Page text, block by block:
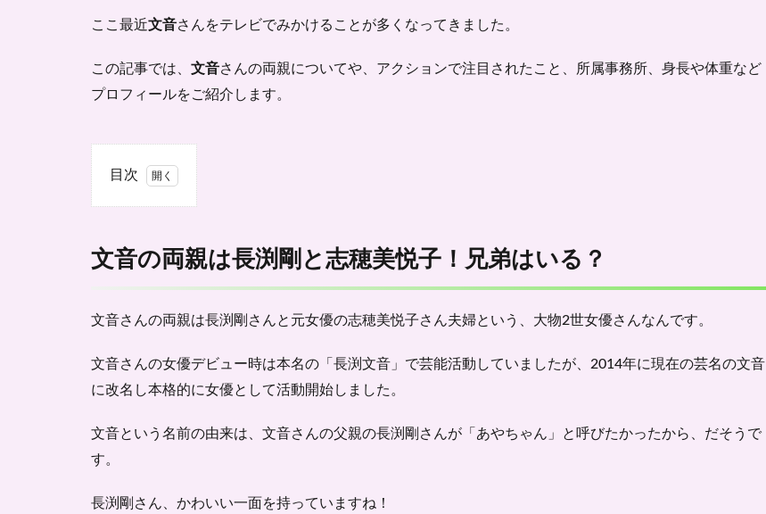
ここ最近文音さんをテレビでみかけることが多くなってきました。
この記事では、 文音さんの両親についてや、アクションで注目されたこと、所属事務所、身長や体重など
プロフィールをご紹介します。
目次
親は
志穂
兄弟
はい
2
文音
親仕
文音の両親は長渕剛と志穂美悦子！兄弟はいる？
文音さんの両親は長渕剛さんと元女優の志穂美悦子さん夫婦という、大物2世女優さんなんです。
文音さんの女優デビュー時は本名の「長渕文音」で芸能活動していましたが、2014年に現在の芸名の文音
に改名し本格的に女優として活動開始しました。
文音という名前の由来は、文音さんの父親の長渕剛さんが「あやちゃん」と呼びたかったから、だそうで
す。
長渕剛さん、かわいい一面を持っていますね！